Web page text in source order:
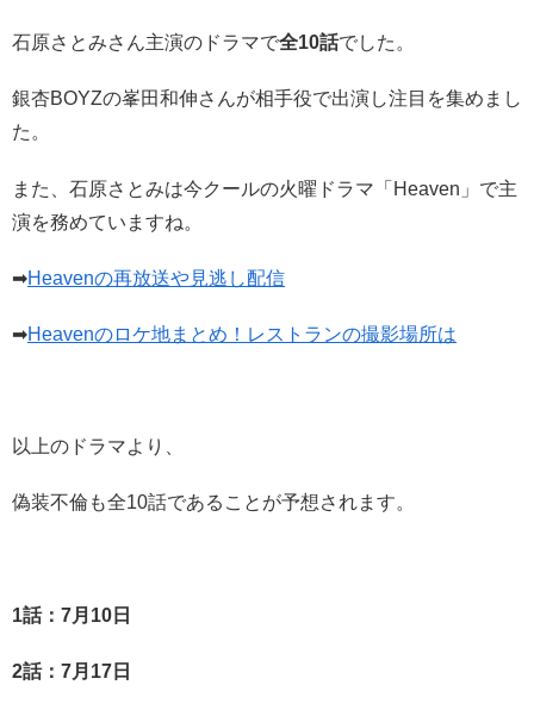
石原さとみさん主演のドラマで全10話でした。
銀杏BOYZの峯田和伸さんが相手役で出演し注目を集めまし
た。
また、石原さとみは今クールの火曜ドラマ「Heaven」で主
演を務めていますね。
➡Heavenの再放送や見逃し配信
➡Heavenのロケ地まとめ！レストランの撮影場所は
以上のドラマより、
偽装不倫も全10話であることが予想されます。
1話：7月10 日
2話：7月17 日